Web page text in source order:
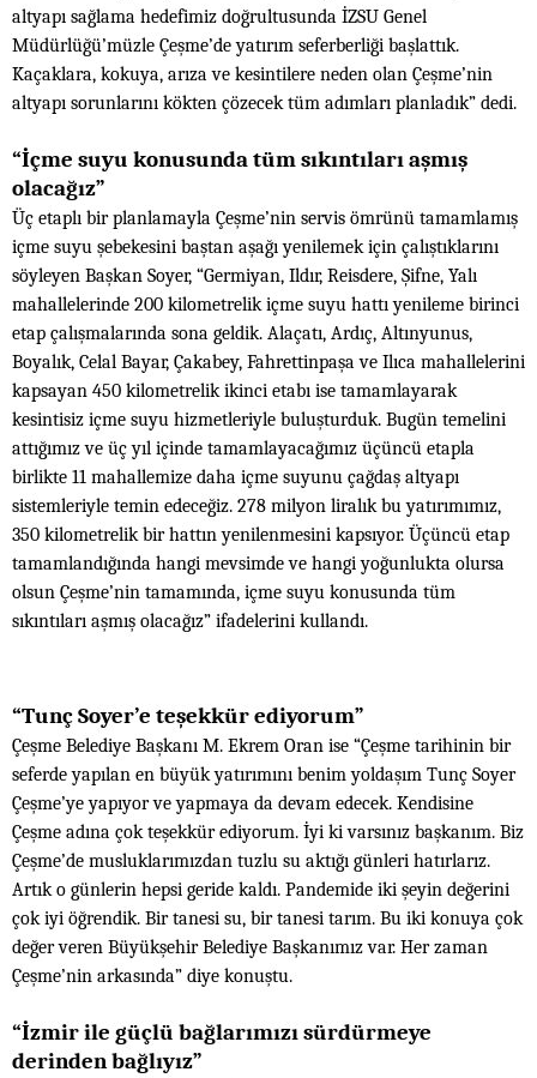
altyapı sağlama hedefimiz doğrultusunda İZSU Genel
Müdürlüğü’müzle Çeşme’de yatırım seferberliği başlattık.
Kaçaklara, kokuya, arıza ve kesintilere neden olan Çeşme’nin
altyapı sorunlarını kökten çözecek tüm adımları planladık” dedi.
“İçme suyu konusunda tüm sıkıntıları aşmış
olacağız”
Üç etaplı bir planlamayla Çeşme’nin servis ömrünü tamamlamış
içme suyu şebekesini baştan aşağı yenilemek için çalıştıklarını
söyleyen Başkan Soyer, “Germiyan, Ildır, Reisdere, Şifne, Yalı
mahallelerinde 200 kilometrelik içme suyu hattı yenileme birinci
etap çalışmalarında sona geldik. Alaçatı, Ardıç, Altınyunus,
Boyalık, Celal Bayar, Çakabey, Fahrettinpaşa ve Ilıca mahallelerini
kapsayan 450 kilometrelik ikinci etabı ise tamamlayarak
kesintisiz içme suyu hizmetleriyle buluşturduk. Bugün temelini
attığımız ve üç yıl içinde tamamlayacağımız üçüncü etapla
birlikte 11 mahallemize daha içme suyunu çağdaş altyapı
sistemleriyle temin edeceğiz. 278 milyon liralık bu yatırımımız,
350 kilometrelik bir hattın yenilenmesini kapsıyor. Üçüncü etap
tamamlandığında hangi mevsimde ve hangi yoğunlukta olursa
olsun Çeşme’nin tamamında, içme suyu konusunda tüm
sıkıntıları aşmış olacağız” ifadelerini kullandı.
“Tunç Soyer’e teşekkür ediyorum”
Çeşme Belediye Başkanı M. Ekrem Oran ise “Çeşme tarihinin bir
seferde yapılan en büyük yatırımını benim yoldaşım Tunç Soyer
Çeşme’ye yapıyor ve yapmaya da devam edecek. Kendisine
Çeşme adına çok teşekkür ediyorum. İyi ki varsınız başkanım. Biz
Çeşme’de musluklarımızdan tuzlu su aktığı günleri hatırlarız.
Artık o günlerin hepsi geride kaldı. Pandemide iki şeyin değerini
çok iyi öğrendik. Bir tanesi su, bir tanesi tarım. Bu iki konuya çok
değer veren Büyükşehir Belediye Başkanımız var. Her zaman
Çeşme’nin arkasında” diye konuştu.
“İzmir ile güçlü bağlarımızı sürdürmeye
derinden bağlıyız”